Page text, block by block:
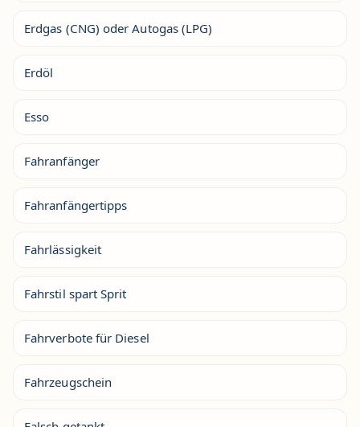
Erdgas (CNG) oder Autogas (LPG)
Erdöl
Esso
Fahranfänger
Fahranfängertipps
Fahrlässigkeit
Fahrstil spart Sprit
Fahrverbote für Diesel
Fahrzeugschein